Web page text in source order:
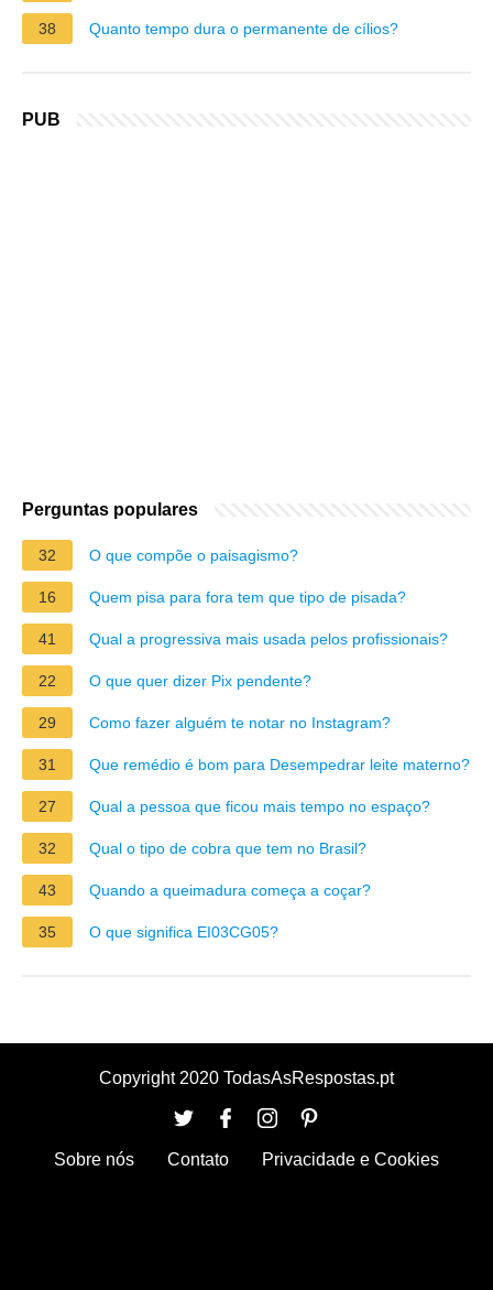
38 Quanto tempo dura o permanente de cílios?
PUB
Perguntas populares
32 O que compõe o paisagismo?
16 Quem pisa para fora tem que tipo de pisada?
41 Qual a progressiva mais usada pelos profissionais?
22 O que quer dizer Pix pendente?
29 Como fazer alguém te notar no Instagram?
31 Que remédio é bom para Desempedrar leite materno?
27 Qual a pessoa que ficou mais tempo no espaço?
32 Qual o tipo de cobra que tem no Brasil?
43 Quando a queimadura começa a coçar?
35 O que significa EI03CG05?
Copyright 2020 TodasAsRespostas.pt
Sobre nós Contato Privacidade e Cookies